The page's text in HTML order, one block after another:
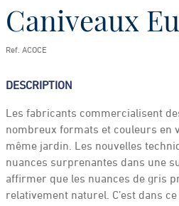
Caniveaux
Ref. ACOCE
DESCRIPTION
Les fabricants commercialisent
nombreux formats et couleurs en
même jardin. Les nouvelles
nuances surprenantes dans une
affirmer que les nuances de gris
relativement naturel. C’est dans